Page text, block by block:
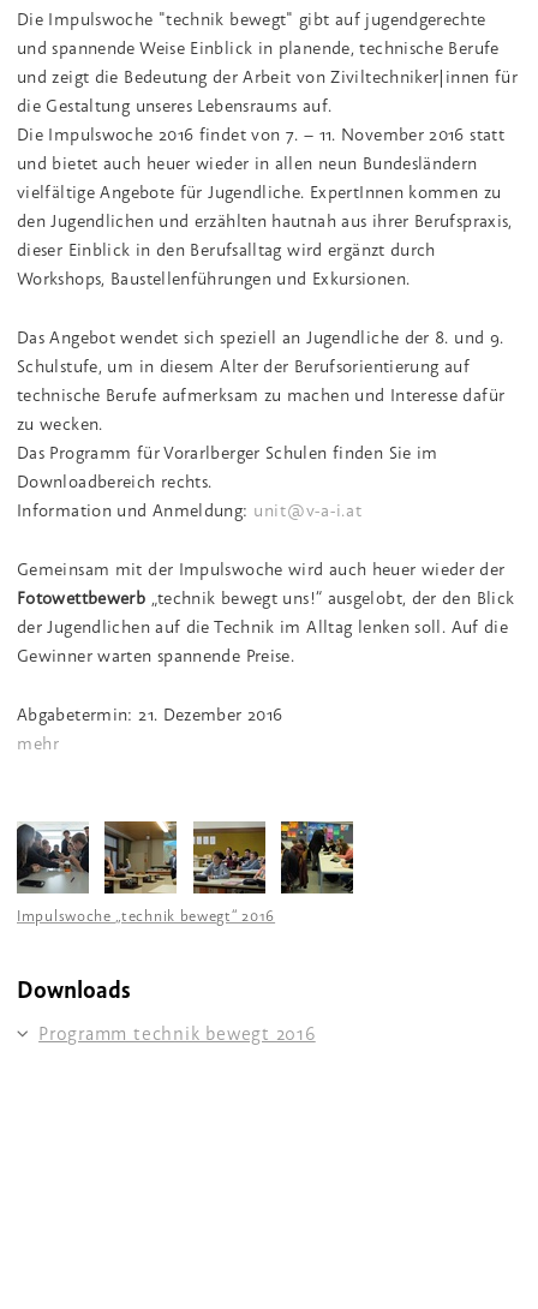
Die Impulswoche "technik bewegt" gibt auf jugendgerechte
und spannende Weise Einblick in planende, technische Berufe
und zeigt die Bedeutung der Arbeit von Ziviltechniker|innen für
die Gestaltung unseres Lebensraums auf.
Die Impulswoche 2016 findet von 7. – 11. November 2016 statt
und bietet auch heuer wieder in allen neun Bundesländern
vielfältige Angebote für Jugendliche. ExpertInnen kommen zu
den Jugendlichen und erzählten hautnah aus ihrer Berufspraxis,
dieser Einblick in den Berufsalltag wird ergänzt durch
Workshops, Baustellenführungen und Exkursionen.
Das Angebot wendet sich speziell an Jugendliche der 8. und 9.
Schulstufe, um in diesem Alter der Berufsorientierung auf
technische Berufe aufmerksam zu machen und Interesse dafür
zu wecken.
Das Programm für Vorarlberger Schulen finden Sie im
Downloadbereich rechts.
Information und Anmeldung: unit@v-a-i.at
Gemeinsam mit der Impulswoche wird auch heuer wieder der
Fotowettbewerb „technik bewegt uns!“ ausgelobt, der den Blick
der Jugendlichen auf die Technik im Alltag lenken soll. Auf die
Gewinner warten spannende Preise.
Abgabetermin: 21. Dezember 2016
mehr
Impulswoche „technik bewegt“ 2016
Downloads
Programm technik bewegt 2016